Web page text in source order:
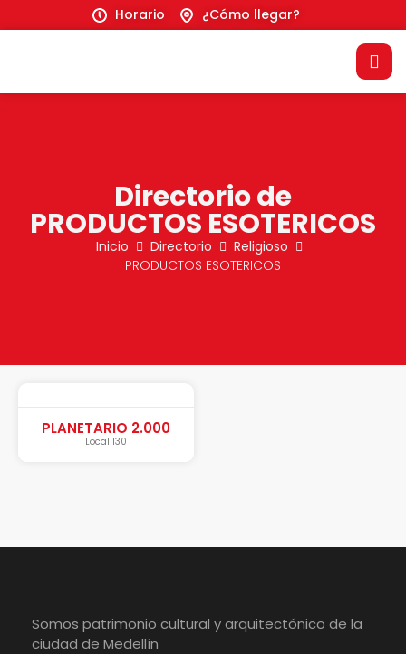
Horario ¿Cómo llegar?
Directorio de
PRODUCTOS ESOTERICOS
Inicio Directorio
Religioso
PRODUCTOS ESOTERICOS
PLANETARIO 2.000
Local 130
Somos patrimonio cultural y arquitectónico de la
ciudad de Medellín